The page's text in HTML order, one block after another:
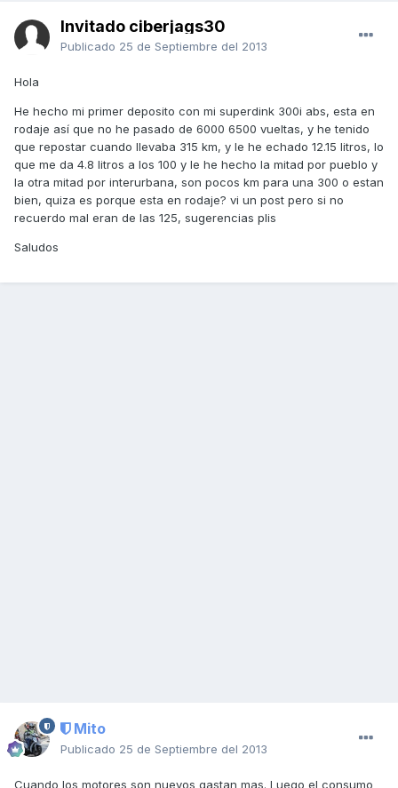
Invitado ciberjags30
Publicado 25 de Septiembre del 2013
Hola
He hecho mi primer deposito con mi superdink 300i abs, esta en
rodaje así que no he pasado de 6000 6500 vueltas, y he tenido
que repostar cuando llevaba 315 km, y le he echado 12.15 litros, lo
que me da 4.8 litros a los 100 y le he hecho la mitad por pueblo y
la otra mitad por interurbana, son pocos km para una 300 o estan
bien, quiza es porque esta en rodaje? vi un post pero si no
recuerdo mal eran de las 125, sugerencias plis
Saludos
Mito
Publicado 25 de Septiembre del 2013
Cuando los motores son nuevos gastan mas. Luego el consumo